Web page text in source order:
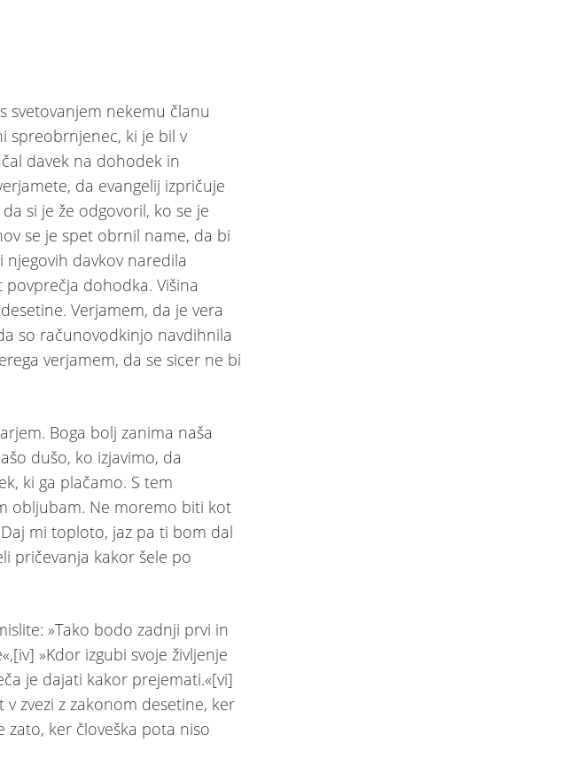
svetovanjem nekemu članu
spreobrnjenec, ki je bil v
davek na dohodek in
da evangelij izpričuje
si je že odgovoril, ko se je
se je spet obrnil name, da bi
davkov naredila
dohodka. Višina
Verjamem, da je vera
so računovodkinjo navdihnila
verjamem, da se sicer ne bi
Boga bolj zanima naša
dušo, ko izjavimo, da
ki ga plačamo. S tem
obljubam. Ne moremo biti kot
mi toploto, jaz pa ti bom dal
pričevanja kakor šele po
»Tako bodo zadnji prvi in
»Kdor izgubi svoje življenje
je dajati kakor prejemati.«[vi]
zvezi z zakonom desetine, ker
zato, ker človeška pota niso